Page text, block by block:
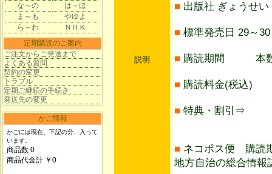
な～の
は～ほ
ま～も
やゆよ
ら～わ
ＮＨＫ
定期購読のご案内
ご注文からご発送まで
よくある質問
契約の変更
トラブル
定期ご継続の手続き
発送先の変更
かご情報
かごには現在、下記の分、入って
います。
商品数 0
商品代金計 ￥0
説明
■ 出版社 ぎょうせい
■ 標準発売日 29～30
■ 購読期間 本
■ 購読料金(税込)
■ 特典・割引
■ ネコポス便 購読
地方自治の総合情報